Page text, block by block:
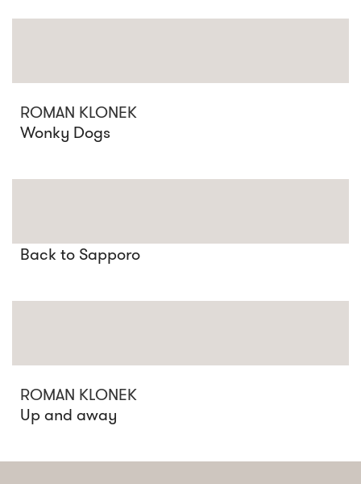
ROMAN KLONEK
Wonky Dogs
Back to Sapporo
ROMAN KLONEK
Up and away